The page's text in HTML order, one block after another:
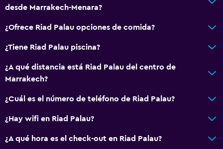
desde Marrakech-Menara?
¿Ofrece Riad Palau opciones de comida?
¿Tiene Riad Palau piscina?
¿A qué distancia está Riad Palau del centro de
Marrakech?
¿Cuál es el número de teléfono de Riad Palau?
¿Hay wifi en Riad Palau?
¿A qué hora es el check-out en Riad Palau?